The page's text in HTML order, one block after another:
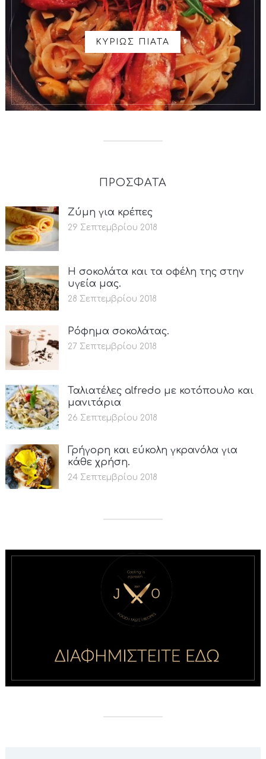
ΚΥΡΙΩΣ ΠΙΑΤΑ
ΠΡΟΣΦΑΤΑ
Ζύμη για κρέπες
29 Σεπτεμβρίου 2018
Η σοκολάτα και τα οφέλη της στην
υγεία μας.
28 Σεπτεμβρίου 2018
Ρόφημα σοκολάτας.
27 Σεπτεμβρίου 2018
Ταλιατέλες alfredo με κοτόπουλο και
μανιτάρια
26 Σεπτεμβρίου 2018
Γρήγορη και εύκολη γκρανόλα για
κάθε χρήση.
24 Σεπτεμβρίου 2018